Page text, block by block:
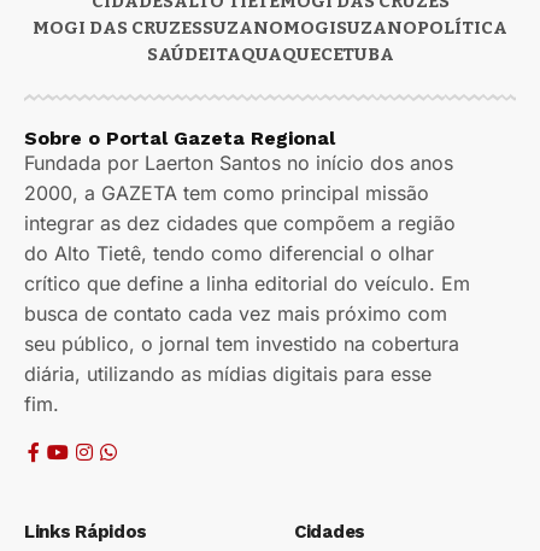
MOGI DAS CRUZESSUZANOMOGISUZANOPOLÍTICA
SAÚDEITAQUAQUECETUBA
Sobre o Portal Gazeta Regional
Fundada por Laerton Santos no início dos anos
2000, a GAZETA tem como principal missão
integrar as dez cidades que compõem a região
do Alto Tietê, tendo como diferencial o olhar
crítico que define a linha editorial do veículo. Em
busca de contato cada vez mais próximo com
seu público, o jornal tem investido na cobertura
diária, utilizando as mídias digitais para esse
fim.
Links Rápidos Cidades